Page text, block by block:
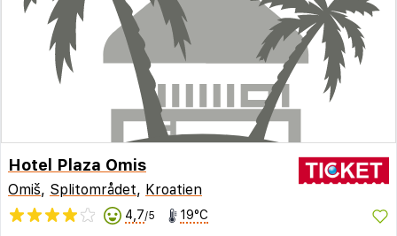
Hotel Plaza Omis
Omiš, Splitområdet, Kroatien
4,7/5 19°C